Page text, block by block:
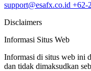
support@esafx.co.id +62-
Disclaimers
Informasi Situs Web
Informasi di situs web ini
dan tidak dimaksudkan